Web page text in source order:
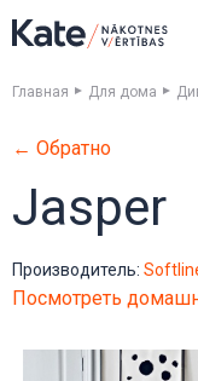
Главная Для дома
← Обратно
Jasper
Производитель:
Посмотреть